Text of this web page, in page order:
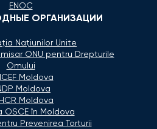
ENOC
ОРГАНИЗАЦИИ
Naţiunilor Unite
ONU pentru Drepturile
Omului
Moldova
Moldova
Moldova
OSCE în Moldova
Prevenirea Torturii